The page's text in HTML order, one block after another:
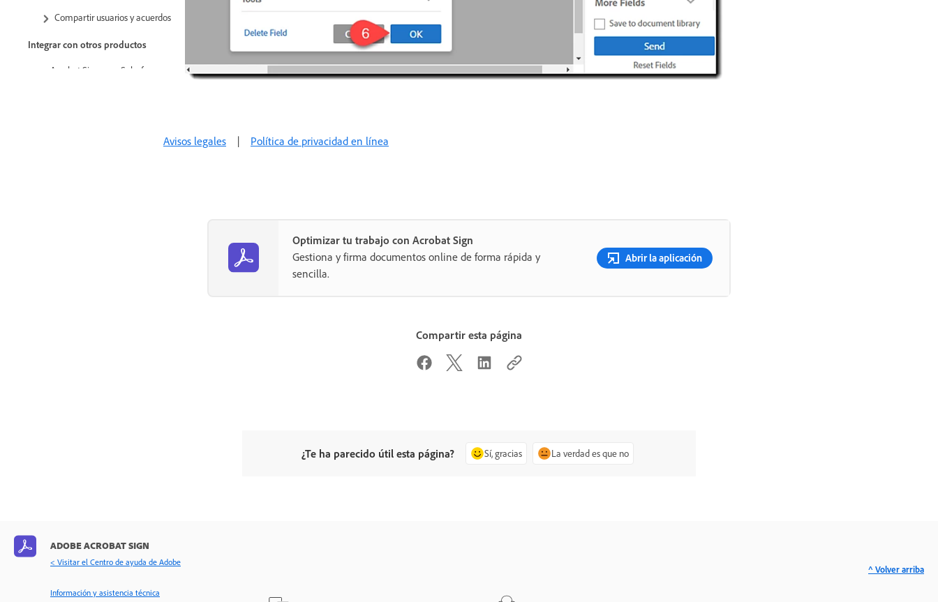
Compartir usuarios y acuerdos
Integrar con otros productos
Acrobat Sign para Salesforce
Avisos legales | Política de privacidad en línea
Optimizar tu trabajo con Acrobat Sign
Gestiona y firma documentos online de forma rápida y
sencilla.
Abrir la aplicación
Compartir esta página
¿Te ha parecido útil esta página? Sí, gracias La verdad es que no
ADOBE ACROBAT SIGN
< Visitar el Centro de ayuda de Adobe
Información y asistencia técnica
^ Volver arriba